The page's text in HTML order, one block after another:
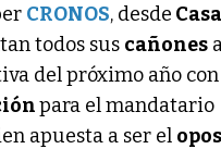
CRONOS, desde
todos sus cañones
del próximo año
para el mandatario
apuesta a ser el